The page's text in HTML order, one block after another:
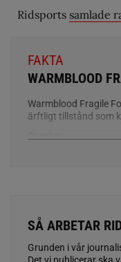
Ridsports samlade
FAKTA
WARMBLOOD
Warmblood Fragile
ärftligt tillstånd som
WFFS är ett ärftligt
av sjukdomen har
är 50 procents risk
både friskt och inte
SÅ ARBETAR
Grunden i vår